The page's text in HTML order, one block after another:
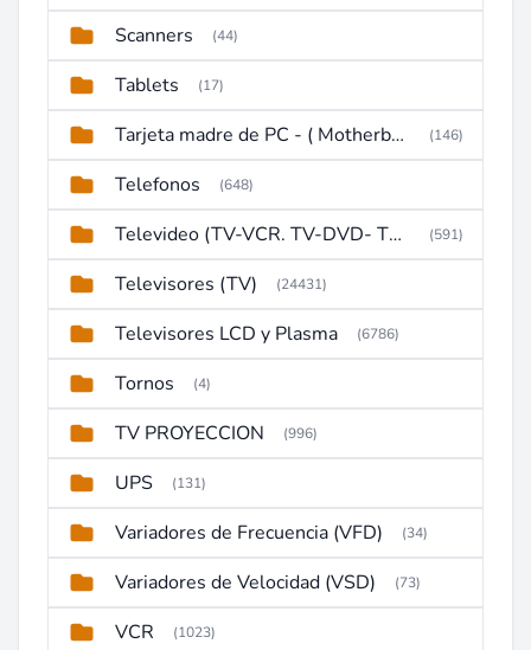
Scanners (44)
Tablets (17)
Tarjeta madre de PC - ( Motherboard ) (146)
Telefonos (648)
Televideo (TV-VCR. TV-DVD- TV-DVD-VCR) (591)
Televisores (TV) (24431)
Televisores LCD y Plasma (6786)
Tornos (4)
TV PROYECCION (996)
UPS (131)
Variadores de Frecuencia (VFD) (34)
Variadores de Velocidad (VSD) (73)
VCR (1023)